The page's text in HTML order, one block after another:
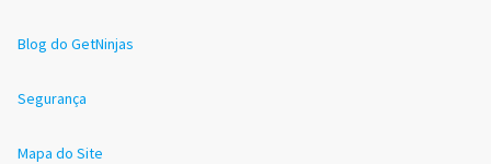
Blog do GetNinjas
Segurança
Mapa do Site